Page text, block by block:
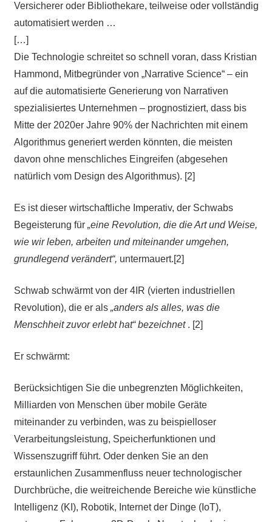
Versicherer oder Bibliothekare, teilweise oder vollständig
automatisiert werden …
[…]
Die Technologie schreitet so schnell voran, dass Kristian
Hammond, Mitbegründer von „Narrative Science“ – ein
auf die automatisierte Generierung von Narrativen
spezialisiertes Unternehmen – prognostiziert, dass bis
Mitte der 2020er Jahre 90% der Nachrichten mit einem
Algorithmus generiert werden könnten, die meisten
davon ohne menschliches Eingreifen (abgesehen
natürlich vom Design des Algorithmus). [2]
Es ist dieser wirtschaftliche Imperativ, der Schwabs
Begeisterung für „eine Revolution, die die Art und Weise,
wie wir leben, arbeiten und miteinander umgehen,
grundlegend verändert“, untermauert.[2]
Schwab schwärmt von der 4IR (vierten industriellen
Revolution), die er als „anders als alles, was die
Menschheit zuvor erlebt hat“ bezeichnet. [2]
Er schwärmt:
Berücksichtigen Sie die unbegrenzten Möglichkeiten,
Milliarden von Menschen über mobile Geräte
miteinander zu verbinden, was zu beispielloser
Verarbeitungsleistung, Speicherfunktionen und
Wissenszugriff führt. Oder denken Sie an den
erstaunlichen Zusammenfluss neuer technologischer
Durchbrüche, die weitreichende Bereiche wie künstliche
Intelligenz (KI), Robotik, Internet der Dinge (IoT),